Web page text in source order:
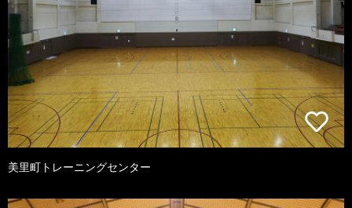
美里町トレーニングセンター